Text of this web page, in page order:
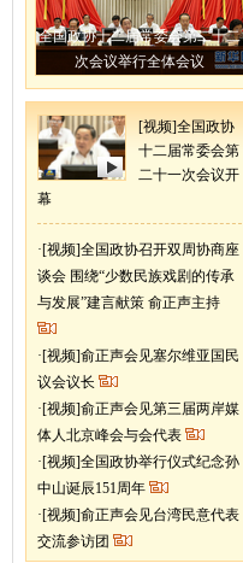
全国政协十二届常委会第二十二
次会议举行全体会议
[视频]全国政协
十二届常委会第
二十一次会议开
幕
·[视频]全国政协召开双周协商座
谈会 围绕“少数民族戏剧的传承
与发展”建言献策 俞正声主持
·[视频]俞正声会见塞尔维亚国民
议会议长
·[视频]俞正声会见第三届两岸媒
体人北京峰会与会代表
·[视频]全国政协举行仪式纪念孙
中山诞辰151周年
·[视频]俞正声会见台湾民意代表
交流参访团